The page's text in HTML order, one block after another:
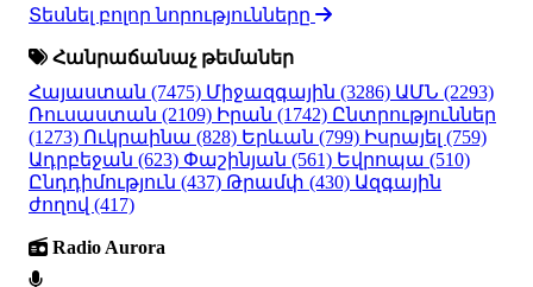
Տեսնել բոլոր նորությունները
Հանրաճանաչ թեմաներ
Հայաստան (7475) Միջազգային (3286) ԱՄՆ (2293)
Ռուսաստան (2109) Իրան (1742) Ընտրություններ
(1273) Ուկրաինա (828) Երևան (799) Իսրայել (759)
Ադրբեջան (623) Փաշինյան (561) Եվրոպա (510)
Ընդդիմություն (437) Թրամփ (430) Ազգային
ժողով (417)
Radio Aurora